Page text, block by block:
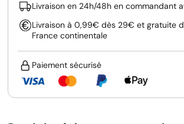
Livraison en 24h/48h en commandant
Livraison à 0,99€ dès 29€ et gratuite
France continentale
Paiement sécurisé